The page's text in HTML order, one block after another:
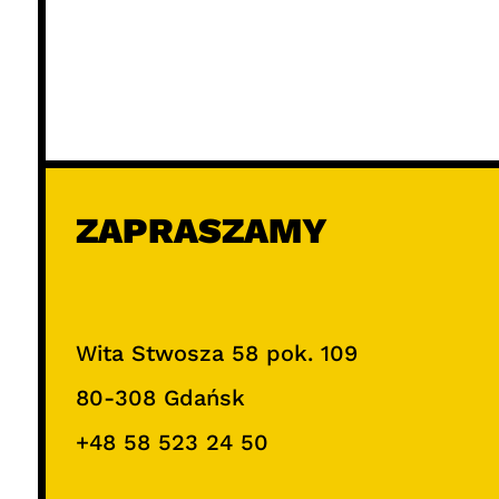
ZAPRASZAMY
Wita Stwosza 58 pok. 109
80-308 Gdańsk
+48 58 523 24 50